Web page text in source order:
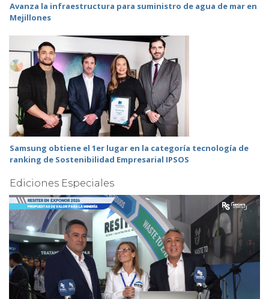
Avanza la infraestructura para suministro de agua de mar en
Mejillones
Samsung obtiene el 1er lugar en la categoría tecnología de
ranking de Sostenibilidad Empresarial IPSOS
Ediciones Especiales